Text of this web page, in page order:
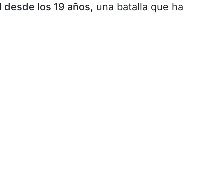
los 19 años, una batalla que ha